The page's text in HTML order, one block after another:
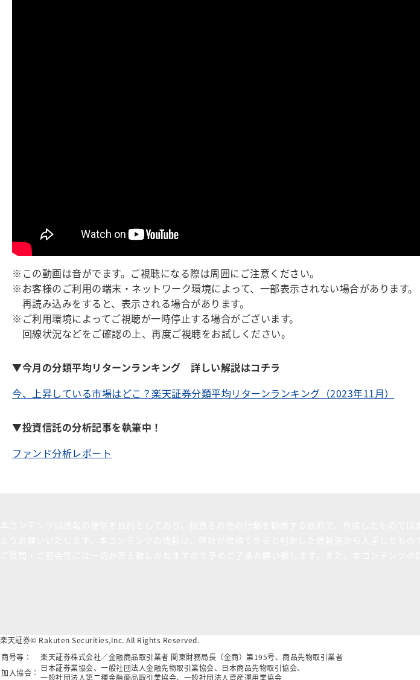
※この動画は音がでます。ご視聴になる際は周囲にご注意ください。
※お客様のご利用の端末・ネットワーク環境によって、一部表示されない場合があります。
再読み込みをすると、表示される場合があります。
※ご利用環境によってご視聴が一時停止する場合がございます。
回線状況などをご確認の上、再度ご視聴をお試しください。
▼今月の分類平均リターンランキング 詳しい解説はコチラ
今、上昇している市場はどこ？楽天証券分類平均リターンランキング（2023年11月）
▼投資信託の分析記事を執筆中！
ファンド分析レポート
楽天証券© Rakuten Securities,Inc. All Rights Reserved.
商号等：
楽天証券株式会社／金融商品取引業者 関東財務局長（金商）第195号、商品先物取引業者
加入協会： 日本証券業協会、一般社団法人金融先物取引業協会、日本商品先物取引協会、
一般社団法人第二種金融商品取引業協会、一般社団法人資産運用業協会